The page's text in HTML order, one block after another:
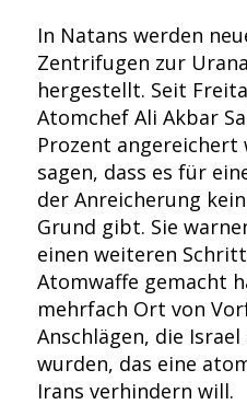
In Natans werden
Zentrifugen zur
hergestellt. Seit
Atomchef Ali Akbar
Prozent angereichert
sagen, dass es für
der Anreicherung
Grund gibt. Sie
einen weiteren
Atomwaffe gemacht
mehrfach Ort von
Anschlägen, die
wurden, das eine
Irans verhindern will.